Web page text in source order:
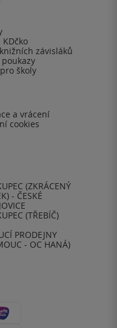
závisláků
školy
a vrácení
cookies
(ZKRÁCENÝ
- ČESKÉ
(TŘEBÍČ)
PRODEJNY
- OC HANÁ)